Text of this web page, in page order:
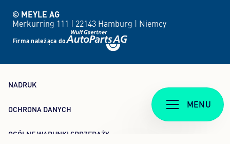
MENU
© MEYLE AG
Merkurring 111 | 22143 Hamburg | Niemcy
Firma należąca do
NADRUK
OCHRONA DANYCH
OGÓLNE WARUNKI SPRZEDAŻY